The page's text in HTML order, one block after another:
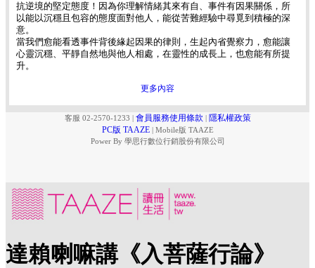
抗逆境的堅定態度！因為你理解情緒其來有自、事件有因果關係，所
以能以沉穩且包容的態度面對他人，能從苦難經驗中尋覓到積極的深
意。
當我們愈能看透事件背後緣起因果的律則，生起內省覺察力，愈能讓
心靈沉穩、平靜自然地與他人相處，在靈性的成長上，也愈能有所提
升。
更多內容
客服 02-2570-1233 | 會員服務使用條款 | 隱私權政策
PC版 TAAZE | Mobile版 TAAZE
Power By 學思行數位行銷股份有限公司
達賴喇嘛講《入菩薩行論》